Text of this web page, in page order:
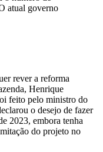
atual governo
rever a reforma
Henrique
feito pelo ministro do
o desejo de fazer
2023, embora tenha
do projeto no